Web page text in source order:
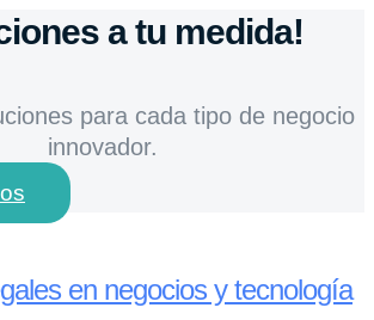
a tu medida!
para cada tipo de negocio
innovador.
en negocios y tecnología